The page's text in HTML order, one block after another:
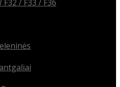
F32 / F33 / F36